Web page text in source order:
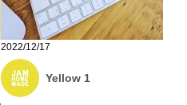
2022/12/17
Yellow 1